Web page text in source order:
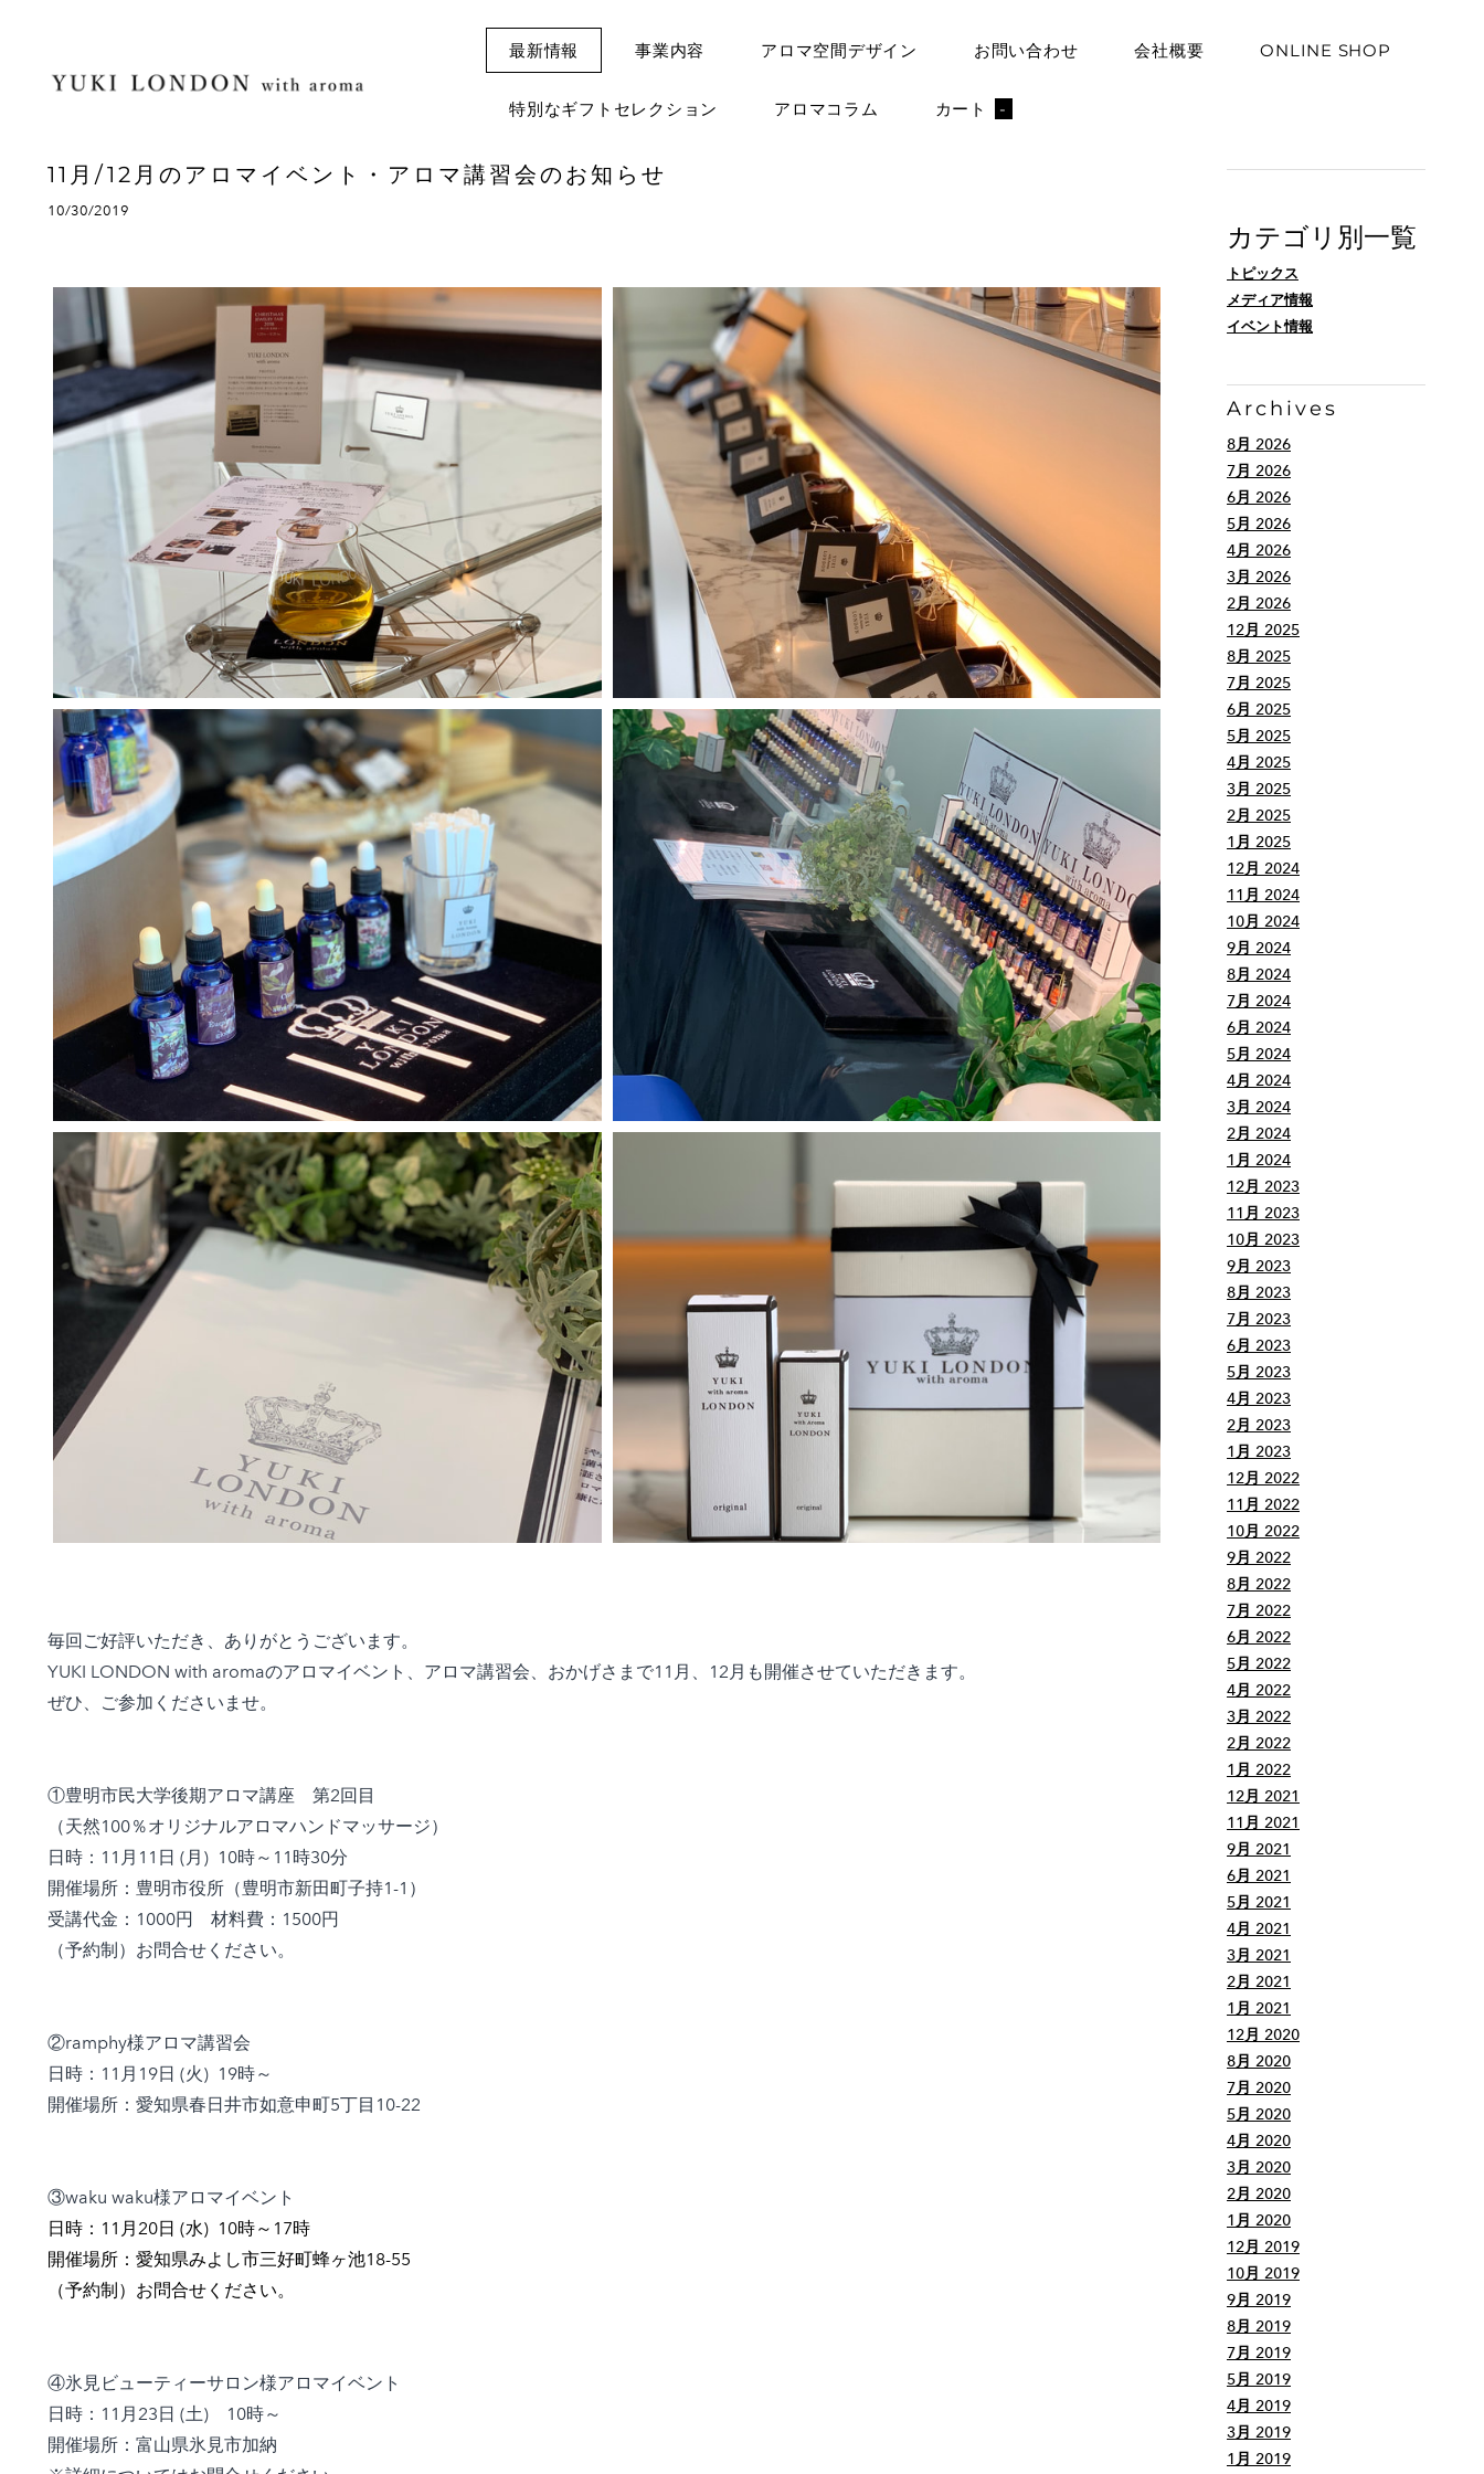
最新情報 事業内容 アロマ空間デザイン お問い合わせ 会社概要 ONLINE SHOP
特別なギフトセレクション アロマコラム カート -
11月/12月のアロマイベント・アロマ講習会のお知らせ
10/30/2019
毎回ご好評いただき、ありがとうございます。
YUKI LONDON with aromaのアロマイベント、アロマ講習会、おかげさまで11月、12月も開催させていただきます。
ぜひ、ご参加くださいませ。
①豊明市民大学後期アロマ講座 第2回目
（天然100％オリジナルアロマハンドマッサージ）
日時：11月11日 (月) 10時～11時30分
開催場所：豊明市役所（豊明市新田町子持1-1）
受講代金：1000円 材料費：1500円
（予約制）お問合せください。
②ramphy様アロマ講習会
日時：11月19日 (火) 19時～
開催場所：愛知県春日井市如意申町5丁目10-22
③waku waku様アロマイベント
日時：11月20日 (水) 10時～17時
開催場所：愛知県みよし市三好町蜂ヶ池18-55
（予約制）お問合せください。
④氷見ビューティーサロン様アロマイベント
日時：11月23日 (土) 10時～
開催場所：富山県氷見市加納
カテゴリ別一覧
トピックス
メディア情報
イベント情報
Archives
8月 2026
7月 2026
6月 2026
5月 2026
4月 2026
3月 2026
2月 2026
12月 2025
8月 2025
7月 2025
6月 2025
5月 2025
4月 2025
3月 2025
2月 2025
1月 2025
12月 2024
11月 2024
10月 2024
9月 2024
8月 2024
7月 2024
6月 2024
5月 2024
4月 2024
3月 2024
2月 2024
1月 2024
12月 2023
11月 2023
10月 2023
9月 2023
8月 2023
7月 2023
6月 2023
5月 2023
4月 2023
2月 2023
1月 2023
12月 2022
11月 2022
10月 2022
9月 2022
8月 2022
7月 2022
6月 2022
5月 2022
4月 2022
3月 2022
2月 2022
1月 2022
12月 2021
11月 2021
9月 2021
6月 2021
5月 2021
4月 2021
3月 2021
2月 2021
1月 2021
12月 2020
8月 2020
7月 2020
5月 2020
4月 2020
3月 2020
2月 2020
1月 2020
12月 2019
10月 2019
9月 2019
8月 2019
7月 2019
5月 2019
4月 2019
3月 2019
1月 2019